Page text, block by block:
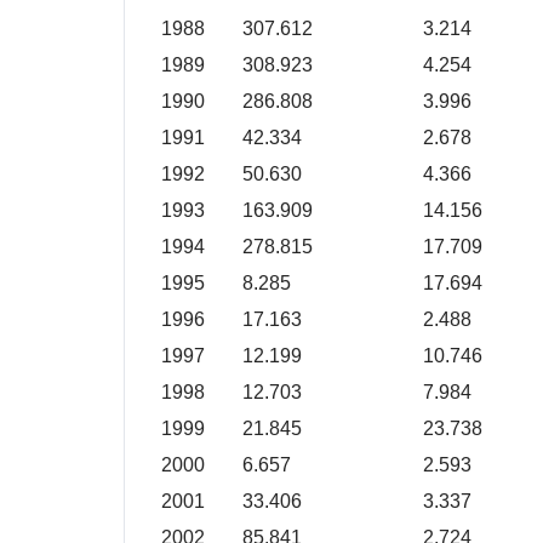
1988
307.612
3.214
1989
308.923
4.254
1990
286.808
3.996
1991
42.334
2.678
1992
50.630
4.366
1993
163.909
14.156
1994
278.815
17.709
1995
8.285
17.694
1996
17.163
2.488
1997
12.199
10.746
1998
12.703
7.984
1999
21.845
23.738
2000
6.657
2.593
2001
33.406
3.337
2002
85.841 2.724